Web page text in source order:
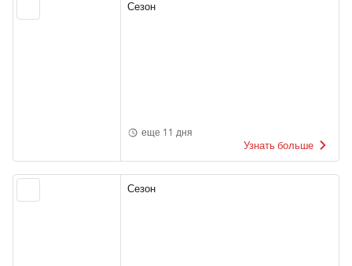
Сезон
еще 11 дня
Узнать больше
Сезон